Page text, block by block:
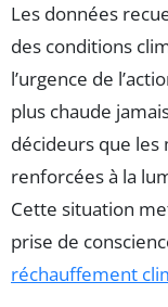
Les données
des conditions
l’urgence de
plus chaude
décideurs que
renforcées à la
Cette situation
prise de
réchauffement